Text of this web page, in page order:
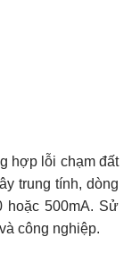
hợp lỗi chạm đất
trung tính, dòng
hoặc 500mA. Sử
công nghiệp.